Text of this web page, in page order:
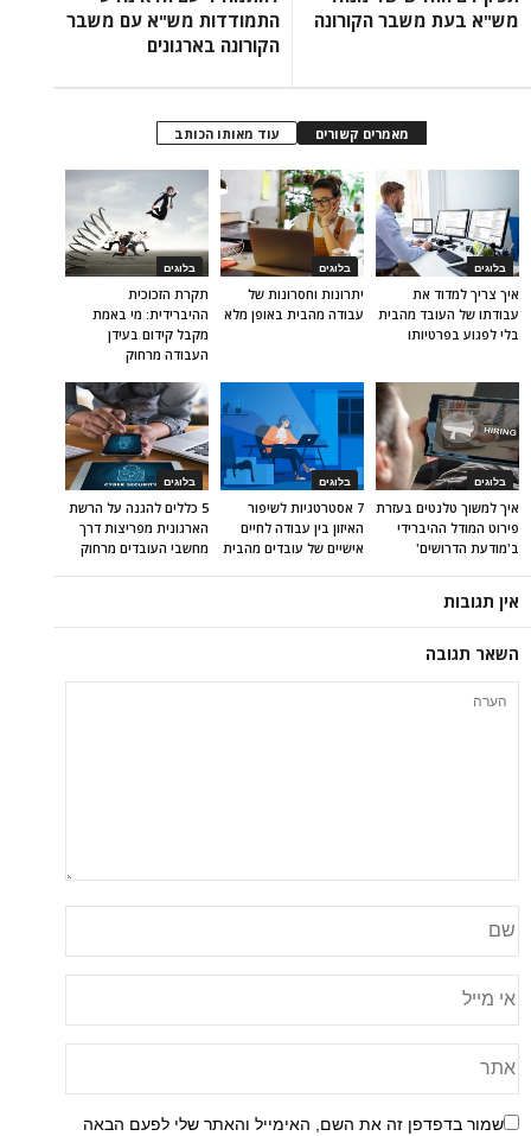
מש"א בעת משבר הקורונה
התמודדות מש"א עם משבר
הקורונה בארגונים
מאמרים קשורים עוד מאותו הכותב
בלוגים
תקרת הזכוכית
ההיברידית: מי באמת
מקבל קידום בעידן
העבודה מרחוק
בלוגים
יתרונות וחסרונות של
עבודה מהבית באופן מלא
בלוגים
איך צריך למדוד את
עבודתו של העובד מהבית
בלי לפגוע בפרטיותו
בלוגים
5 כללים להגנה על הרשת
הארגונית מפריצות דרך
מחשבי העובדים מרחוק
בלוגים
7 אסטרטגיות לשיפור
האיזון בין עבודה לחיים
אישיים של עובדים מהבית
בלוגים
איך למשוך טלנטים בעזרת
פירוט המודל ההיברידי
ב'מודעת הדרושים'
אין תגובות
השאר תגובה
שמור בדפדפן זה את השם, האימייל והאתר שלי לפעם הבאה